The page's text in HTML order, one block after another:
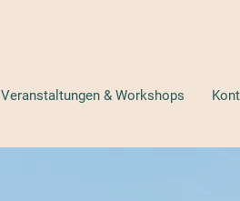
Veranstaltungen & Workshops